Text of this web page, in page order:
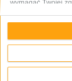
wymagać Twojej
do tej witryny.
preferencje lub
przycisk
Jak
lub